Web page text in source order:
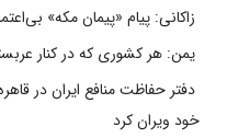
زاکانی: پیام «پیمان مکه»
یمن: هر کشوری که در کنار
دفتر حفاظت منافع ایران در
خود ویران کرد